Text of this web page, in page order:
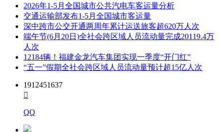
电话： 0755－28809347、28809868
联系人： 张工/刘工
2026年1-5月全国城市公共汽电车客运量分析
交通运输部发布1-5月全国城市客运量
深中跨市公交开通两周年累计运送旅客超620万人次
端午节(6月20日)全社会跨区域人员流动量完成20119.4万
人次
12184辆！福建金龙汽车集团实现一季度“开门红”
“五一”假期全社会跨区域人员流动量预计超15亿人次
1912451637

QQ